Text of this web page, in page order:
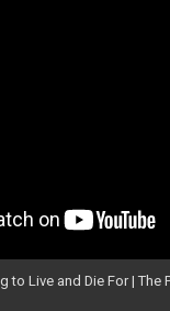
to Live and Die For |